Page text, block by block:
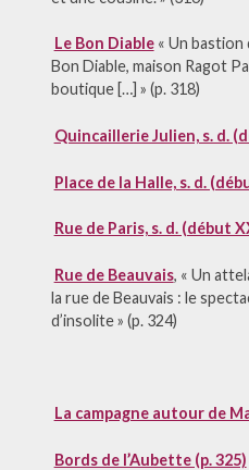
Le Bon Diable« Un bastion
Bon Diable, maison Ragot
boutique […] » (p. 318)
Quincaillerie Julien, s. d.
Place de la Halle, s. d.
Rue de Paris, s. d. (début
Rue de Beauvais, « Un
la rue de Beauvais : le
d’insolite » (p. 324)
La campagne autour de
Bords de l’Aubette (p. 325)